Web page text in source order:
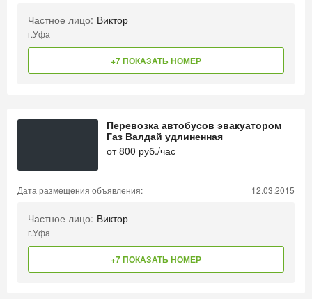
Частное лицо: Виктор
г.Уфа
+7 ПОКАЗАТЬ НОМЕР
Перевозка автобусов эвакуатором
Газ Валдай удлиненная
от800 руб./час
Дата размещения объявления: 12.03.2015
Частное лицо: Виктор
г.Уфа
+7 ПОКАЗАТЬ НОМЕР